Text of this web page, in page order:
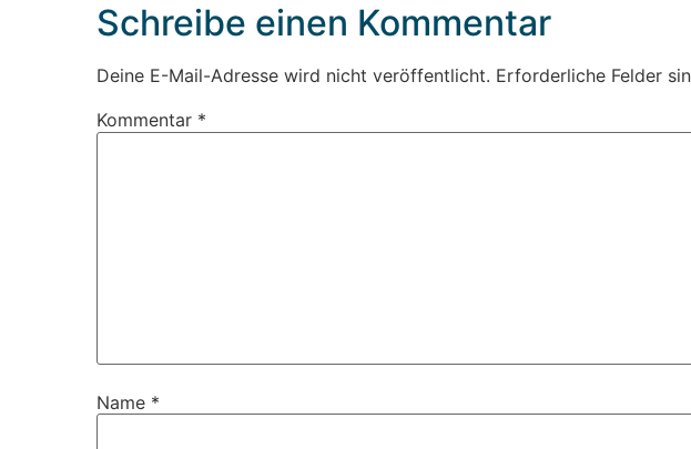
Schreibe einen Kommentar
Deine E-Mail-Adresse wird nicht veröffentlicht. Erforderliche Felder
Kommentar *
Name *